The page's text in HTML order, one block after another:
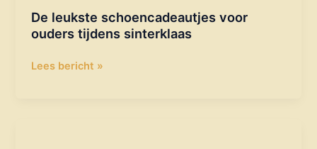
De leukste schoencadeautjes voor
ouders tijdens sinterklaas
voor
ouders
sinterklaas
Lees bericht »